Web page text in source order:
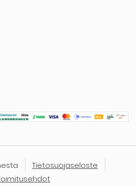
Tietosuojaseloste